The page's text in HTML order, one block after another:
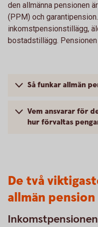
den allmänna pensionen
(PPM) och
inkomstpensionstillägg,
bostadstillägg.
Så funkar allmän
Vem ansvarar för
hur förvaltas
De två
allmän pension
Inkomstpensionen